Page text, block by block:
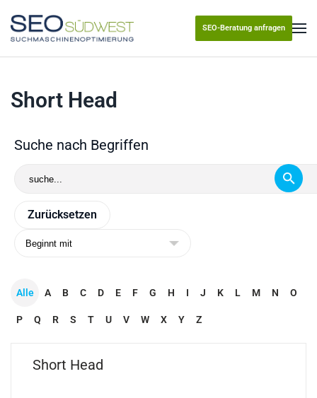
Skip to main content
SEO-Beratung anfragen
Short Head
Suche nach Begriffen
Alle A B C D E F G H I J K L M N O
P Q R S T U V W X Y Z
Short Head